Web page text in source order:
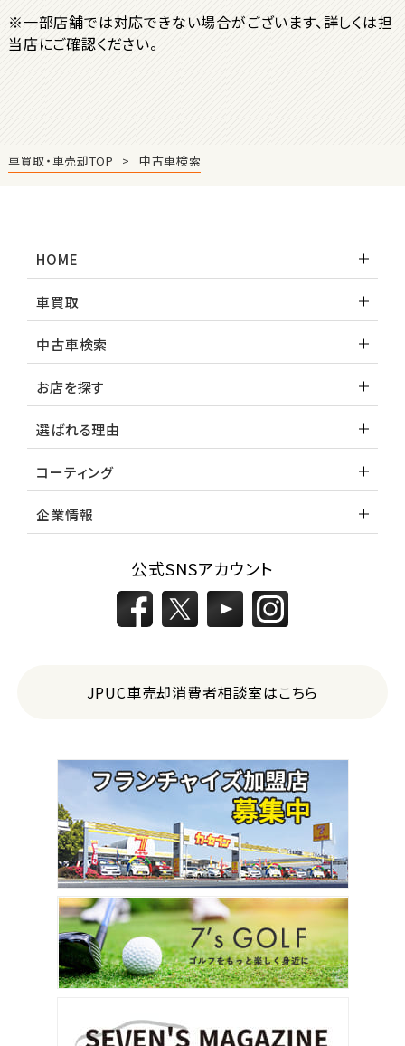
※一部店舗では対応できない場合がございます、詳しくは担
当店にご確認ください。
車買取・車売却TOP 中古車検索
HOME
車買取
中古車検索
お店を探す
選ばれる理由
コーティング
企業情報
公式SNSアカウント
JPUC車売却消費者相談室はこちら